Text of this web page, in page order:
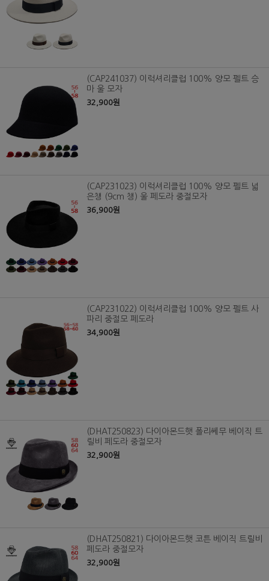
(CAP241037) 이럭셔리클럽 100% 양모 펠트 승
마 울 모자
32,900원
(CAP231023) 이럭셔리클럽 100% 양모 펠트 넓
은챙 (9cm 챙) 울 페도라 중절모자
36,900원
(CAP231022) 이럭셔리클럽 100% 양모 펠트 사
파리 중절모 페도라
34,900원
(DHAT250823) 다이아몬드햇 폴리쎄무 베이직 트
릴비 페도라 중절모자
32,900원
(DHAT250821) 다이아몬드햇 코튼 베이직 트릴비
페도라 중절모자
32,900원